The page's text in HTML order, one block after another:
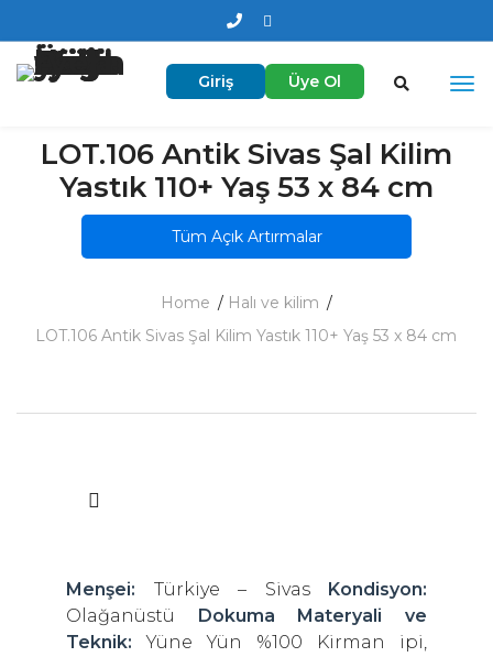
Giriş Üye Ol
LOT.106 Antik Sivas Şal Kilim
Yastık 110+ Yaş 53 x 84 cm
Tüm Açık Artırmalar
Home
Halı ve kilim
LOT.106 Antik Sivas Şal Kilim Yastık 110+ Yaş 53 x 84 cm
Menşei: Türkiye – Sivas Kondisyon:
Olağanüstü Dokuma Materyali ve
Teknik: Yüne Yün %100 Kirman ipi,